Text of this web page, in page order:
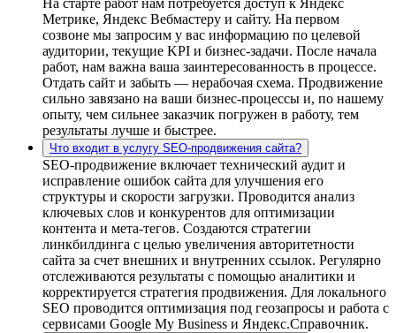
На старте работ нам потребуется доступ к Яндекс
Метрике, Яндекс Вебмастеру и сайту. На первом
созвоне мы запросим у вас информацию по целевой
аудитории, текущие KPI и бизнес-задачи. После начала
работ, нам важна ваша заинтересованность в процессе.
Отдать сайт и забыть — нерабочая схема. Продвижение
сильно завязано на ваши бизнес-процессы и, по нашему
опыту, чем сильнее заказчик погружен в работу, тем
результаты лучше и быстрее.
Что входит в услугу SEO-продвижения сайта?
SEO-продвижение включает технический аудит и
исправление ошибок сайта для улучшения его
структуры и скорости загрузки. Проводится анализ
ключевых слов и конкурентов для оптимизации
контента и мета-тегов. Создаются стратегии
линкбилдинга с целью увеличения авторитетности
сайта за счет внешних и внутренних ссылок. Регулярно
отслеживаются результаты с помощью аналитики и
корректируется стратегия продвижения. Для локального
SEO проводится оптимизация под геозапросы и работа с
сервисами Google My Business и Яндекс.Справочник.